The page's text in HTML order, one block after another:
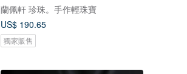
蘭佩軒 珍珠。手作輕珠寶
US$ 190.65
獨家販售